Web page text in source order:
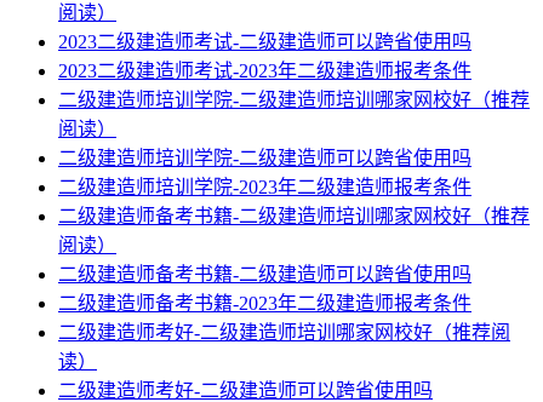
阅读）
2023二级建造师考试-二级建造师可以跨省使用吗
2023二级建造师考试-2023年二级建造师报考条件
二级建造师培训学院-二级建造师培训哪家网校好（推荐
阅读）
二级建造师培训学院-二级建造师可以跨省使用吗
二级建造师培训学院-2023年二级建造师报考条件
二级建造师备考书籍-二级建造师培训哪家网校好（推荐
阅读）
二级建造师备考书籍-二级建造师可以跨省使用吗
二级建造师备考书籍-2023年二级建造师报考条件
二级建造师考好-二级建造师培训哪家网校好（推荐阅
读）
二级建造师考好-二级建造师可以跨省使用吗